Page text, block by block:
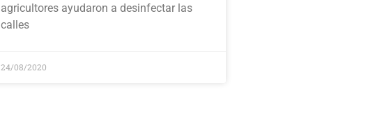
agricultores ayudaron a desinfectar las
calles
24/08/2020